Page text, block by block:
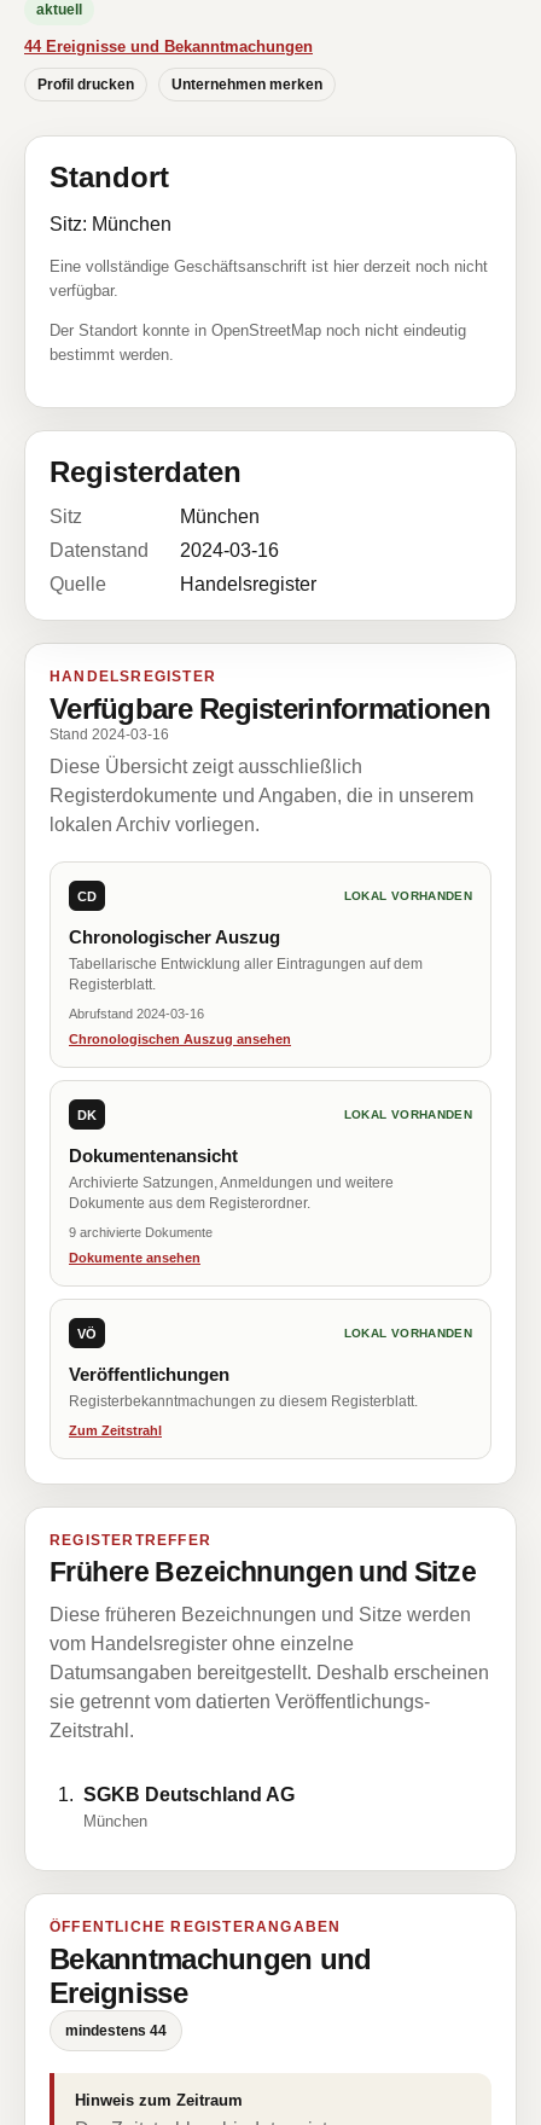
aktuell
44 Ereignisse und Bekanntmachungen
Profil drucken Unternehmen merken
Standort
Sitz: München
Eine vollständige Geschäftsanschrift ist hier derzeit noch nicht
verfügbar.
Der Standort konnte in OpenStreetMap noch nicht eindeutig
bestimmt werden.
Registerdaten
Sitz
München
Datenstand
2024-03-16
Quelle
Handelsregister
HANDELSREGISTER
Verfügbare Registerinformationen
Stand 2024-03-16
Diese Übersicht zeigt ausschließlich
Registerdokumente und Angaben, die in unserem
lokalen Archiv vorliegen.
CD LOKAL VORHANDEN
Chronologischer Auszug
Tabellarische Entwicklung aller Eintragungen auf dem
Registerblatt.
Abrufstand 2024-03-16
Chronologischen Auszug ansehen
DK LOKAL VORHANDEN
Dokumentenansicht
Archivierte Satzungen, Anmeldungen und weitere
Dokumente aus dem Registerordner.
9 archivierte Dokumente
Dokumente ansehen
VÖ LOKAL VORHANDEN
Veröffentlichungen
Registerbekanntmachungen zu diesem Registerblatt.
Zum Zeitstrahl
REGISTERTREFFER
Frühere Bezeichnungen und Sitze
Diese früheren Bezeichnungen und Sitze werden
vom Handelsregister ohne einzelne
Datumsangaben bereitgestellt. Deshalb erscheinen
sie getrennt vom datierten Veröffentlichungs-
Zeitstrahl.
SGKB Deutschland AG
München
ÖFFENTLICHE REGISTERANGABEN
Bekanntmachungen und
Ereignisse
mindestens 44
Hinweis zum Zeitraum